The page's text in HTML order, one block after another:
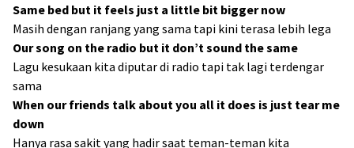
Same bed but it feels just a little bit bigger now
Masih dengan ranjang yang sama tapi kini terasa lebih lega
Our song on the radio but it don’t sound the same
Lagu kesukaan kita diputar di radio tapi tak lagi terdengar
sama
When our friends talk about you all it does is just tear me
down
Hanya rasa sakit yang hadir saat teman-teman kita